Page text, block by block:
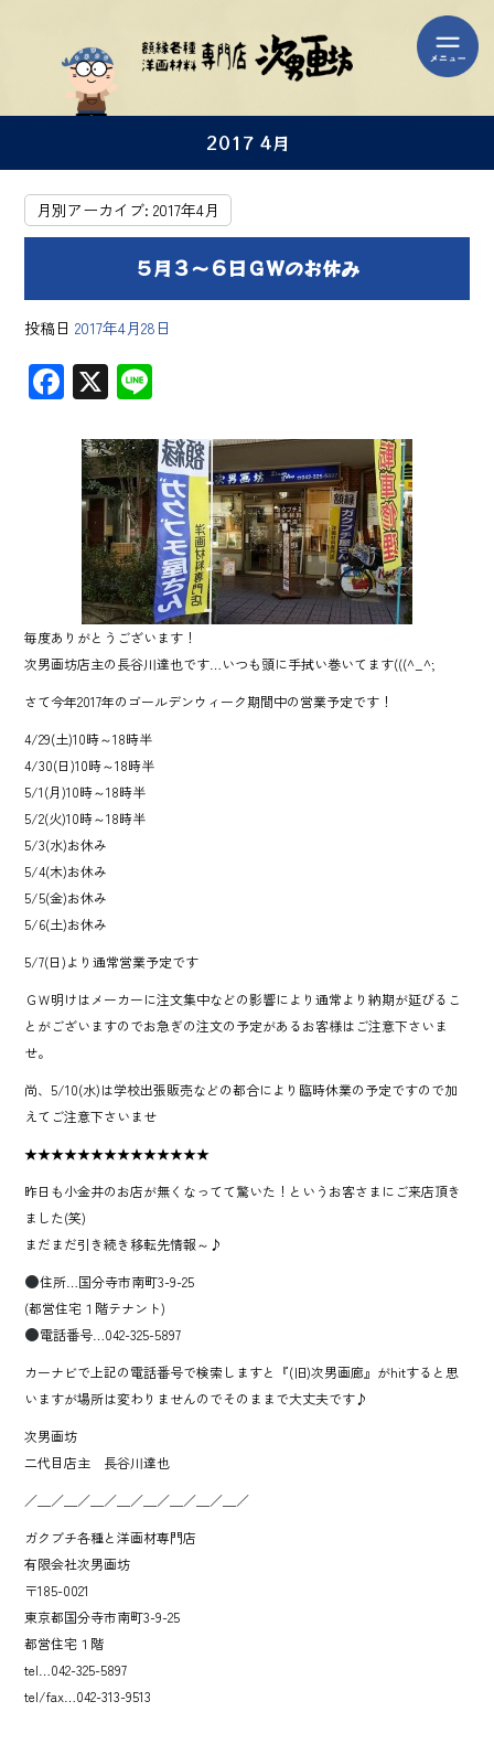
2017 4月
月別アーカイブ:2017年4月
５月３～６日ＧＷのお休み
投稿日 2017年4月28日
F
e
b
o
ok
X
毎度ありがとうございます！
次男画坊店主の長谷川達也です…いつも頭に手拭い巻いてます(((^_^;
さて今年2017年のゴールデンウィーク期間中の営業予定です！
4/29(土)10時～18時半
4/30(日)10時～18時半
5/1(月)10時～18時半
5/2(火)10時～18時半
5/3(水)お休み
5/4(木)お休み
5/5(金)お休み
5/6(土)お休み
5/7(日)より通常営業予定です
ＧＷ明けはメーカーに注文集中などの影響により通常より納期が延びるこ
とがございますのでお急ぎの注文の予定があるお客様はご注意下さいま
せ。
尚、5/10(水)は学校出張販売などの都合により臨時休業の予定ですので加
えてご注意下さいませ
★★★★★★★★★★★★★★
昨日も小金井のお店が無くなってて驚いた！というお客さまにご来店頂き
ました(笑)
まだまだ引き続き移転先情報～♪
住所…国分寺市南町3-9-25
(都営住宅１階テナント)
電話番号…042-325-5897
カーナビで上記の電話番号で検索しますと『(旧)次男画廊』がhitすると思
いますが場所は変わりませんのでそのままで大丈夫です♪
次男画坊
二代目店主 長谷川達也
／＿／＿／＿／＿／＿／＿／＿／＿／
ガクブチ各種と洋画材専門店
有限会社次男画坊
〒185-0021
東京都国分寺市南町3-9-25
都営住宅１階
tel…042-325-5897
tel/fax…042-313-9513